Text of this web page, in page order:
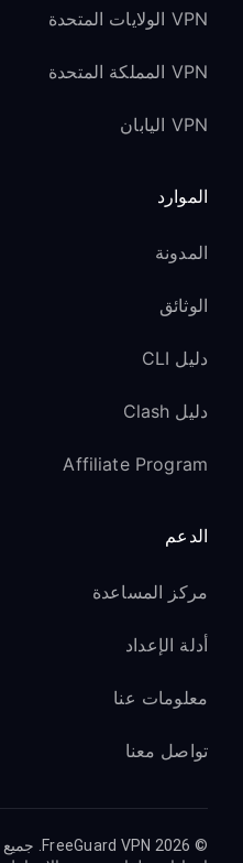
VPN الولايات المتحدة
VPN المملكة المتحدة
VPN اليابان
الموارد
المدونة
الوثائق
دليل CLI
دليل Clash
Affiliate Program
الدعم
مركز المساعدة
أدلة الإعداد
معلومات عنا
تواصل معنا
© 2026 FreeGuard VPN. جميع الحقوق محفوظة.